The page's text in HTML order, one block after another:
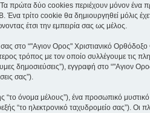
δύο cookies περιέχουν μόνον ένα
τρίτο cookie θα δημιουργηθεί μόλις
έτσι την εμπειρία σας ως μέλος.
στο “"Αγιον Ορος" Χριστιανικό
τρόπος με τον οποίο συλλέγουμε τις
δημοσιεύσεις”), εγγραφή στο “"Αγιον
σας”).
όνομα μέλους”), ένα προσωπικό
“το ηλεκτρονικό ταχυδρομείο σας”). Οι